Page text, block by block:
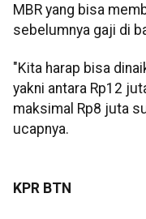
MBR yang bisa
sebelumnya gaji di
"Kita harap bisa
yakni antara Rp12
maksimal Rp8 juta
ucapnya.
KPR BTN